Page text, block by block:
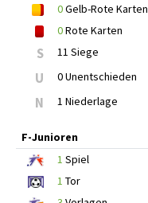
0Gelb-Rote Karten
0Rote Karten
S 11 Siege
U 0 Unentschieden
N 1 Niederlage
F-Junioren
1 Spiel
1 Tor